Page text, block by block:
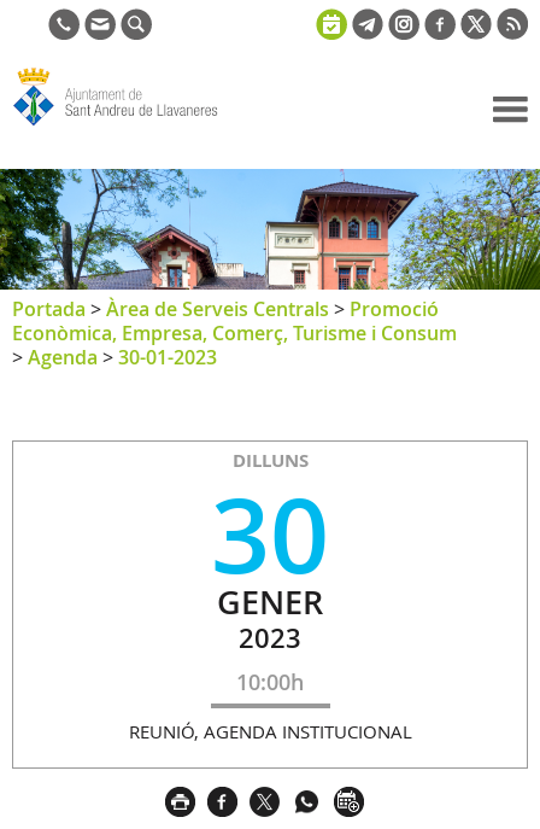
de Sant
Andreu de
Llavaneres
Portada >Àrea de Serveis Centrals > Promoció
Econòmica, Empresa, Comerç, Turisme i Consum
>Agenda >30-01-2023
DILLUNS
30
GENER
2023
10:00h
REUNIÓ, AGENDA INSTITUCIONAL